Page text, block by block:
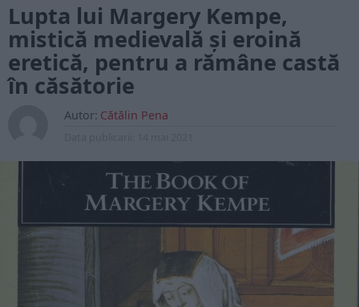
Lupta lui Margery Kempe,
mistică medievală și eroină
eretică, pentru a rămâne castă
în căsătorie
Autor: Cătălin Pena